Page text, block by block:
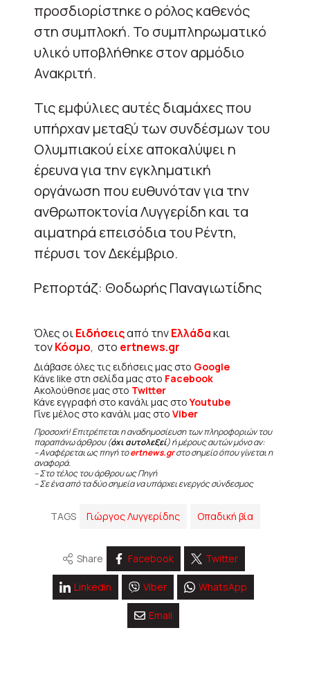
προσδιορίστηκε ο ρόλος καθενός
στη συμπλοκή. Το συμπληρωματικό
υλικό υποβλήθηκε στον αρμόδιο
Ανακριτή.
Τις εμφύλιες αυτές διαμάχες που
υπήρχαν μεταξύ των συνδέσμων του
Ολυμπιακού είχε αποκαλύψει η
έρευνα για την εγκληματική
οργάνωση που ευθυνόταν για την
ανθρωποκτονία Λυγγερίδη και τα
αιματηρά επεισόδια του Ρέντη,
πέρυσι τον Δεκέμβριο.
Ρεπορτάζ: Θοδωρής Παναγιωτίδης
Όλες οιΕιδήσειςαπό τηνΕλλάδακαι
τονΚόσμο, στο ertnews.gr
Διάβασε όλες τις ειδήσεις μας στο Google
Κάνε like στη σελίδα μας στο Facebook
Ακολούθησε μας στο Twitter
Κάνε εγγραφή στο κανάλι μας στοYoutube
Γίνε μέλος στο κανάλι μας στο Viber
Προσοχή! Επιτρέπεται η αναδημοσίευση των πληροφοριών του
παραπάνω άρθρου (όχι αυτολεξεί) ή μέρους αυτών μόνο αν:
– Αναφέρεται ως πηγή τοertnews.grστο σημείο όπου γίνεται η
αναφορά.
– Στο τέλος του άρθρου ως Πηγή
– Σε ένα από τα δύο σημεία να υπάρχει ενεργός σύνδεσμος
TAGS Γιώργος Λυγγερίδης Οπαδική βία
Share Facebook Twitter
Linkedin Viber WhatsApp
Email